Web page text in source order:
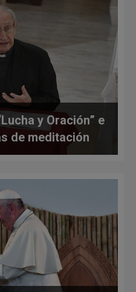
y Oración” e
de meditación